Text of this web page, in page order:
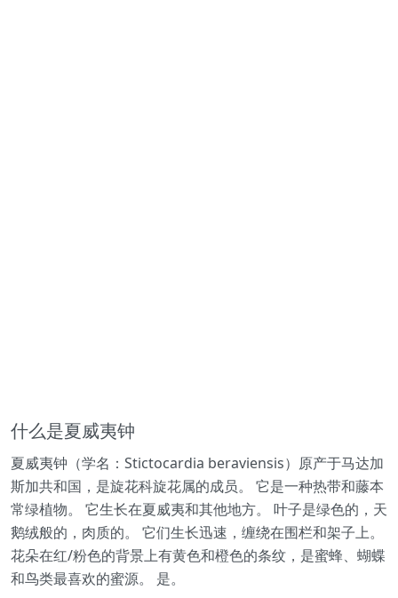
什么是夏威夷钟
夏威夷钟（学名：Stictocardia beraviensis）原产于马达加
斯加共和国，是旋花科旋花属的成员。 它是一种热带和藤本
常绿植物。 它生长在夏威夷和其他地方。 叶子是绿色的，天
鹅绒般的，肉质的。 它们生长迅速，缠绕在围栏和架子上。
花朵在红/粉色的背景上有黄色和橙色的条纹，是蜜蜂、蝴蝶
和鸟类最喜欢的蜜源。 是。